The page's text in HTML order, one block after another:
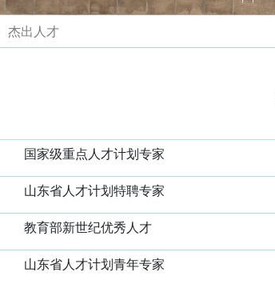
杰出人才
国家级重点人才计划专家
山东省人才计划特聘专家
教育部新世纪优秀人才
山东省人才计划青年专家